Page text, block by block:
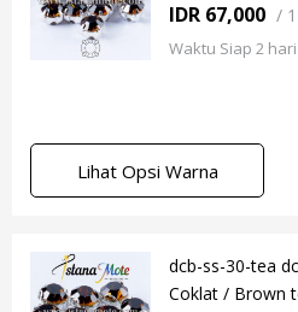
IDR 67,000 /
Waktu Siap 2 hari
Lihat Opsi Warna
dcb-ss-30-tea
Coklat / Brown